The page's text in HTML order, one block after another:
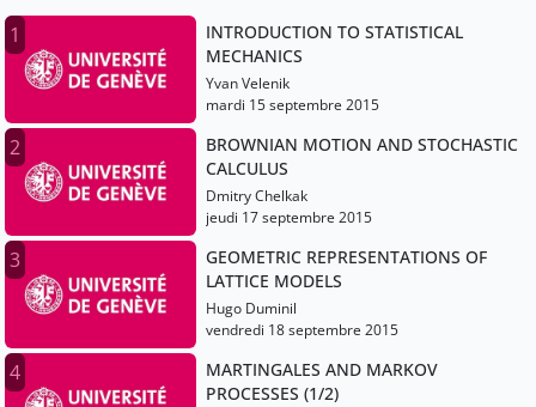
1
INTRODUCTION TO STATISTICAL
MECHANICS
Yvan Velenik
mardi 15 septembre 2015
2
BROWNIAN MOTION AND STOCHASTIC
CALCULUS
Dmitry Chelkak
jeudi 17 septembre 2015
3
GEOMETRIC REPRESENTATIONS OF
LATTICE MODELS
Hugo Duminil
vendredi 18 septembre 2015
4
MARTINGALES AND MARKOV
PROCESSES (1/2)